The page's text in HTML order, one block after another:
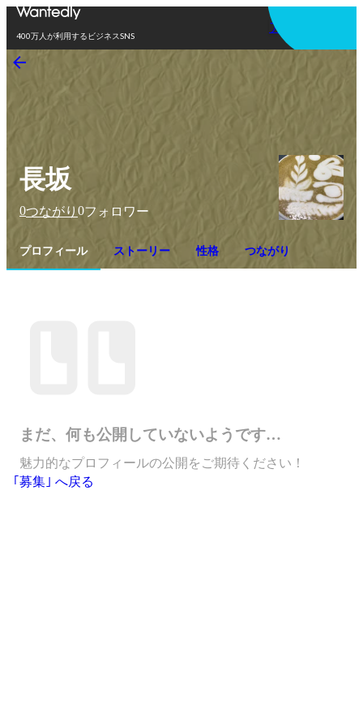
400万人が利用するビジネスSNS
アプリを使う
長坂
0つながり 0フォロワー
プロフィール ストーリー 性格 つながり
まだ、何も公開していないようです…
魅力的なプロフィールの公開をご期待ください！
｢募集｣ へ戻る